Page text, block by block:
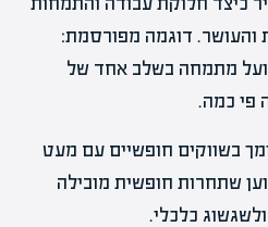
והעושר. דוגמה מפורסמת:
מתמחה בשלב אחד של
פי כמה.
בשווקים חופשיים עם מעט
שתחרות חופשית מובילה
כלכלי.